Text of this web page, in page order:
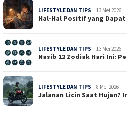
LIFESTYLE DAN TIPS 13 Mei 2026
Hal-Hal Positif yang
LIFESTYLE DAN TIPS 13 Mei 2026
Nasib 12 Zodiak Hari Ini:
LIFESTYLE DAN TIPS 8 Mei 2026
Jalanan Licin Saat Hujan?